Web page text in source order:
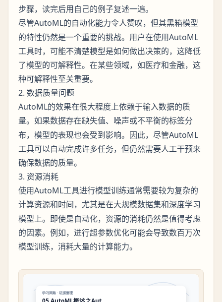
步骤，读完后用自己的例子复述一遍。
尽管AutoML的自动化能力令人赞叹，但其黑箱模型
的特性仍然是一个重要的挑战。用户在使用AutoML
工具时，可能不清楚模型是如何做出决策的，这降低
了模型的可解释性。在某些领域，如医疗和金融，这
种可解释性至关重要。
2. 数据质量问题
AutoML的效果在很大程度上依赖于输入数据的质
量。如果数据存在缺失值、 噪声或不平衡的标签分
布，模型的表现也会受到影响。因此，尽管AutoML
工具可以自动完成许多任务，但仍然需要人工干预来
确保数据的质量。
3. 资源消耗
使用AutoML工具进行模型训练通常需要较为复杂的
计算资源和时间，尤其是在大规模数据集和深度学习
模型上。即使是自动化，资源的消耗仍然是值得考虑
的因素。例如，进行超参数优化可能会导致数百万次
模型训练，消耗大量的计算能力。